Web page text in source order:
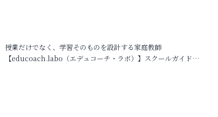
授業だけでなく、学習そのものを設計する家庭教師
【educoach.labo（エデュコーチ・ラボ）】スクールガイド…